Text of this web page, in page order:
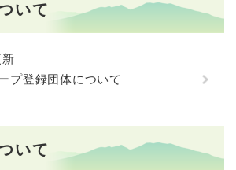
いて
プ登録団体について
いて